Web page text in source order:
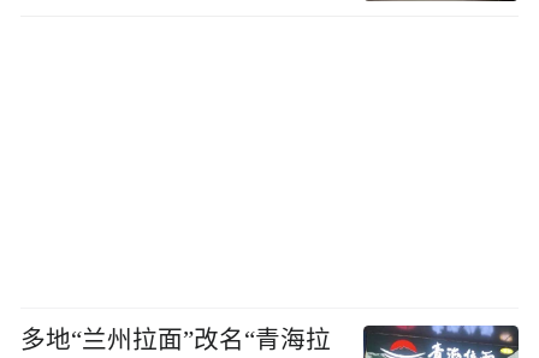
多地“兰州拉面”改名“青海拉